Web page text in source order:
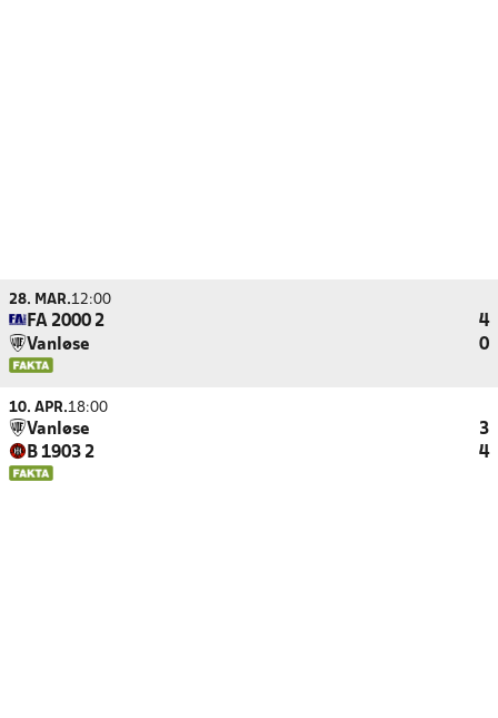
28. MAR.12:00
FA 2000 2
4
Vanløse
0
10. APR.18:00
Vanløse
3
B 1903 2
4